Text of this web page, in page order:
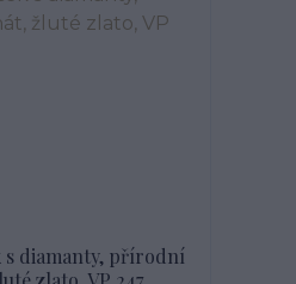
s diamanty, přírodní